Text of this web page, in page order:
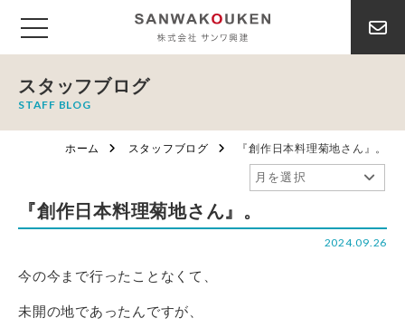
スタッフブログ
STAFF BLOG
ホーム スタッフブログ 『創作日本料理菊地さん』。
『創作日本料理菊地さん』。
2024.09.26
今の今まで行ったことなくて、
未開の地であったんですが、